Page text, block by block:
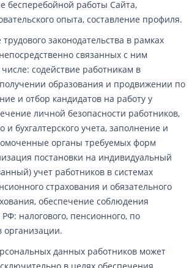
бесперебойной работы Сайта,
опыта, составление профиля.
законодательства в рамках
связанных с ним
содействие работникам в
получении образования и продвижении по
и отбор кандидатов на работу у
личной безопасности работников,
и бухгалтерского учета, заполнение и
органы требуемых форм
постановки на индивидуальный
учет работников в системах
страхования и обязательного
обеспечение соблюдения
РФ: налогового, пенсионного, по
организации.
данных работников может